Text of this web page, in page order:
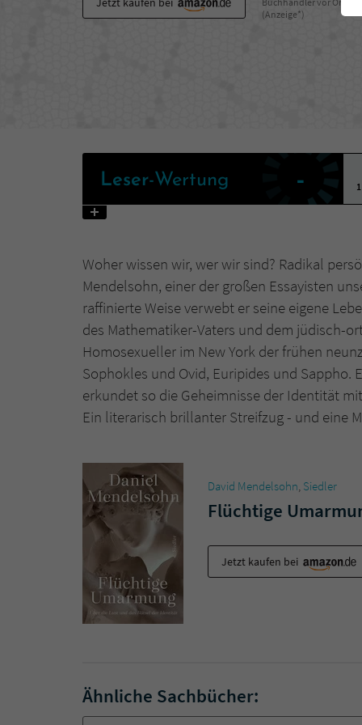
(Anzeige*)
Leser-Wertung -
1
Woher wissen wir, wer wir sind? Radikal
Mendelsohn, einer der großen Essayisten
raffinierte Weise verwebt er seine eigene
des Mathematiker-Vaters und dem jüdisch-
Homosexueller im New York der frühen
Sophokles und Ovid, Euripides und Sappho.
erkundet so die Geheimnisse der Identität
Ein literarisch brillanter Streifzug - und eine
David Mendelsohn, Siedler
Flüchtige
Jetzt kaufen bei
Ähnliche Sachbücher: